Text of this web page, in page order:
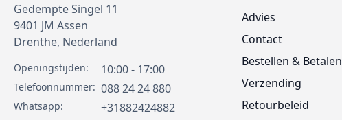
Gedempte Singel 11
9401 JM Assen
Drenthe, Nederland
Openingstijden: 10:00 - 17:00
Telefoonnummer: 088 24 24 880
Whatsapp: +31882424882
Advies
Contact
Bestellen & Betalen
Verzending
Retourbeleid